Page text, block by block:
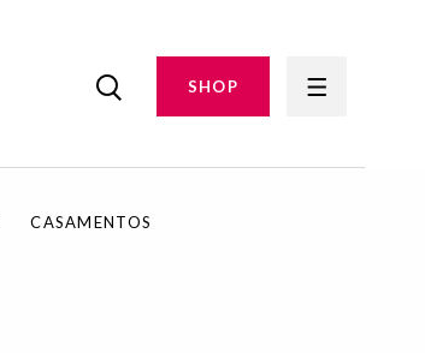
SHOP
CASAMENTOS